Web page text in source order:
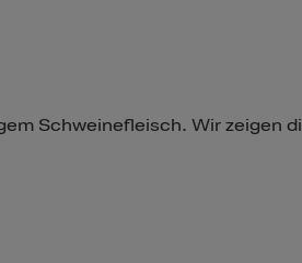
Schweinefleisch. Wir zeigen